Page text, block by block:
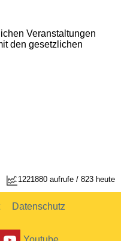
Veranstaltungen
den gesetzlichen
1221880 aufrufe / 823 heute
Datenschutz